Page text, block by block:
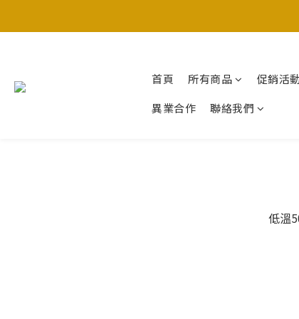
首頁 所有商品 促銷活
異業合作
聯絡我們
低溫